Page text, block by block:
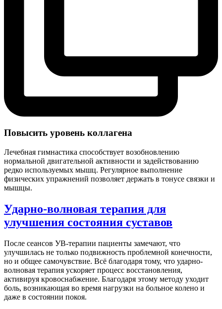
Повысить уровень коллагена
Лечебная гимнастика способствует возобновлению
нормальной двигательной активности и задействованию
редко используемых мышц. Регулярное выполнение
физических упражнений позволяет держать в тонусе связки и
мышцы.
Ударно-волновая терапия для
улучшения состояния суставов
После сеансов УВ-терапии пациенты замечают, что
улучшилась не только подвижность проблемной конечности,
но и общее самочувствие. Всё благодаря тому, что ударно-
волновая терапия ускоряет процесс восстановления,
активируя кровоснабжение. Благодаря этому методу уходит
боль, возникающая во время нагрузки на больное колено и
даже в состоянии покоя.